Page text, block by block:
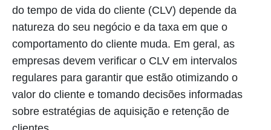
do tempo de vida do cliente (CLV) depende da
natureza do seu negócio e da taxa em que o
comportamento do cliente muda. Em geral, as
empresas devem verificar o CLV em intervalos
regulares para garantir que estão otimizando o
valor do cliente e tomando decisões informadas
sobre estratégias de aquisição e retenção de